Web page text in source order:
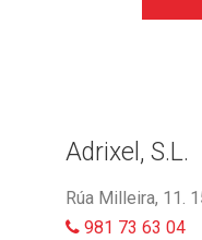
Adrixel, S.L.
Rúa Milleira, 11.
981 73 63 04